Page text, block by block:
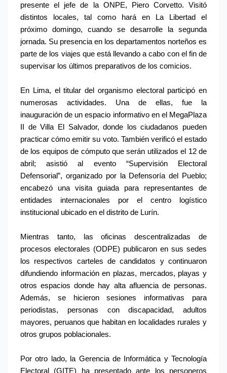
presente el jefe de la ONPE, Piero Corvetto. Visitó
distintos locales, tal como hará en La Libertad el
próximo domingo, cuando se desarrolle la segunda
jornada. Su presencia en los departamentos norteños es
parte de los viajes que está llevando a cabo con el fin de
supervisar los últimos preparativos de los comicios.
En Lima, el titular del organismo electoral participó en
numerosas actividades. Una de ellas, fue la
inauguración de un espacio informativo en el MegaPlaza
II de Villa El Salvador, donde los ciudadanos pueden
practicar cómo emitir su voto. También verificó el estado
de los equipos de cómputo que serán utilizados el 12 de
abril; asistió al evento “Supervisión Electoral
Defensorial”, organizado por la Defensoría del Pueblo;
encabezó una visita guiada para representantes de
entidades internacionales por el centro logístico
institucional ubicado en el distrito de Lurín.
Mientras tanto, las oficinas descentralizadas de
procesos electorales (ODPE) publicaron en sus sedes
los respectivos carteles de candidatos y continuaron
difundiendo información en plazas, mercados, playas y
otros espacios donde hay alta afluencia de personas.
Además, se hicieron sesiones informativas para
periodistas, personas con discapacidad, adultos
mayores, peruanos que habitan en localidades rurales y
otros grupos poblacionales.
Por otro lado, la Gerencia de Informática y Tecnología
Electoral (GITE) ha presentado ante los personeros